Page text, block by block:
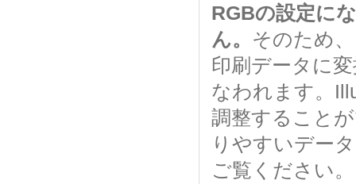
RGBの設定に
ん。 そのため
印刷データに
なわれます。
調整すること
りやすいデー
ご覧ください。